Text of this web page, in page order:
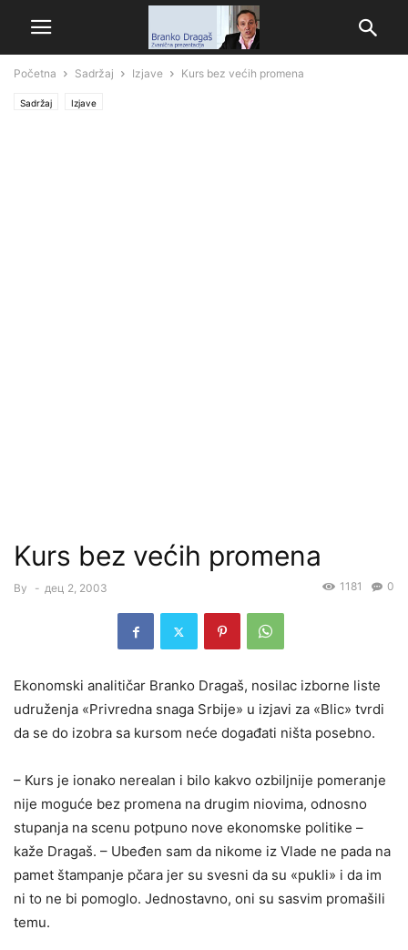
Početna Sadržaj Izjave Kurs bez većih promena
Sadržaj Izjave
Kurs bez većih promena
By - дец 2, 2003 0
1181
Ekonomski analitičar Branko Dragaš, nosilac izborne liste
udruženja «Privredna snaga Srbije» u izjavi za «Blic» tvrdi
da se do izobra sa kursom neće događati ništa posebno.
– Kurs je ionako nerealan i bilo kakvo ozbiljnije pomeranje
nije moguće bez promena na drugim niovima, odnosno
stupanja na scenu potpuno nove ekonomske politike –
kaže Dragaš. – Ubeđen sam da nikome iz Vlade ne pada na
pamet štampanje pčara jer su svesni da su «pukli» i da im
ni to ne bi pomoglo. Jednostavno, oni su sasvim promašili
temu.